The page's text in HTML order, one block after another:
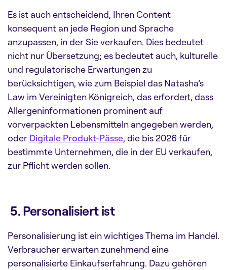
Es ist auch entscheidend, Ihren Content
konsequent an jede Region und Sprache
anzupassen, in der Sie verkaufen. Dies bedeutet
nicht nur Übersetzung; es bedeutet auch, kulturelle
und regulatorische Erwartungen zu
berücksichtigen, wie zum Beispiel das Natasha’s
Law im Vereinigten Königreich, das erfordert, dass
Allergeninformationen prominent auf
vorverpackten Lebensmitteln angegeben werden,
oder Digitale Produkt-Pässe, die bis 2026 für
bestimmte Unternehmen, die in der EU verkaufen,
zur Pflicht werden sollen.
5. Personalisiert ist
Personalisierung ist ein wichtiges Thema im Handel.
Verbraucher erwarten zunehmend eine
personalisierte Einkaufserfahrung. Dazu gehören